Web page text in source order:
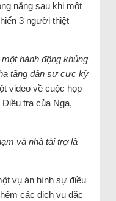
nặng sau khi một
3 người thiệt
hành động khủng
tầng dân sự cực kỳ
video về cuộc họp
tra của Nga,
và nhà tài trợ là
vụ án hình sự điều
các dịch vụ đặc